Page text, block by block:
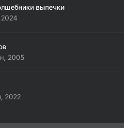
выпечки
2024
2005
2022